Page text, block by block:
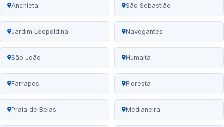
Anchieta São Sebastião
Jardim Leopoldina Navegantes
São João Humaitá
Farrapos Floresta
Praia de Belas Medianeira